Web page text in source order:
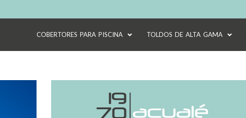
COBERTORES PARA PISCINA TOLDOS DE ALTA GAMA